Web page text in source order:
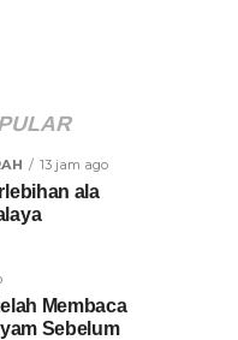
13 jam ago
ala
Membaca
Sebelum